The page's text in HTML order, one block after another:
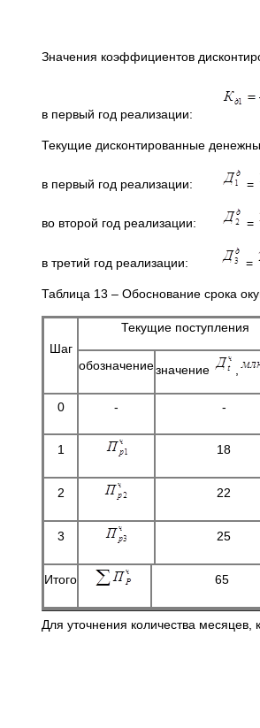
Значения коэффициентов
в первый год реализации:
Текущие дисконтированные
в первый год реализации: =
во второй год реализации: =
в третий год реализации: =
Таблица 13 – Обоснование срока
Шаг
Текущие поступления
обозначениезначение
0 - -
1 18
2 22
3 25
Итого 65
Для уточнения количества